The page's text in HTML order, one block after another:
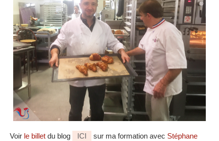
Voir le billet du blog ICI sur ma formation avec Stéphane